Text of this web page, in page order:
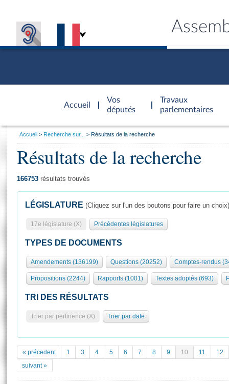
Accueil
d'accueil
Vos
députés
Travaux
parlementaires
Présidence
577 députés
Groupes politiques
Séance publique
Commissions et autres organes
Europe et International
Pétitions
Documents parlementaires
Projets de loi
Général
Rôle et pouvoirs de l'Assemblée
Organisation de l'Assemblée
Présidence Conférence des Présidents Bureau Collège des
Statistiques et chiffres clés
Documents de référence
( Constitution | Règlement de l'Assemblée ... )
Visiter l'Assemblée
Visite virtuelle du palais Bourbon
Assister à une séance
La Bibliothèque
Les archives
Vous
Accueil Recherche sur... Résultats de la recherche
Résultats de la recherche
166753 résultats trouvés
LÉGISLATURE (Cliquez sur l'un des boutons pour faire un choix)
17e législature (X) Précédentes législatures
TYPES DE DOCUMENTS
Amendements (136199) Questions (20252) Comptes-rendus
Propositions (2244) Rapports (1001) Textes adoptés (693)
TRI DES RÉSULTATS
Trier par pertinence (X) Trier par date
« précedent 1 3 4 5 6 7 8 9 10 11
12
suivant »